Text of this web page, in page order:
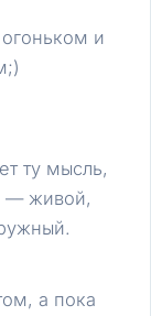
и
ту мысль,
— живой,
а пока